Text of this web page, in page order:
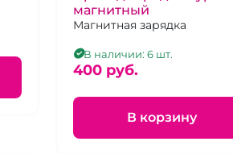
магнитный
Магнитная зарядка
В наличии: 6 шт.
400 pуб.
В корзину